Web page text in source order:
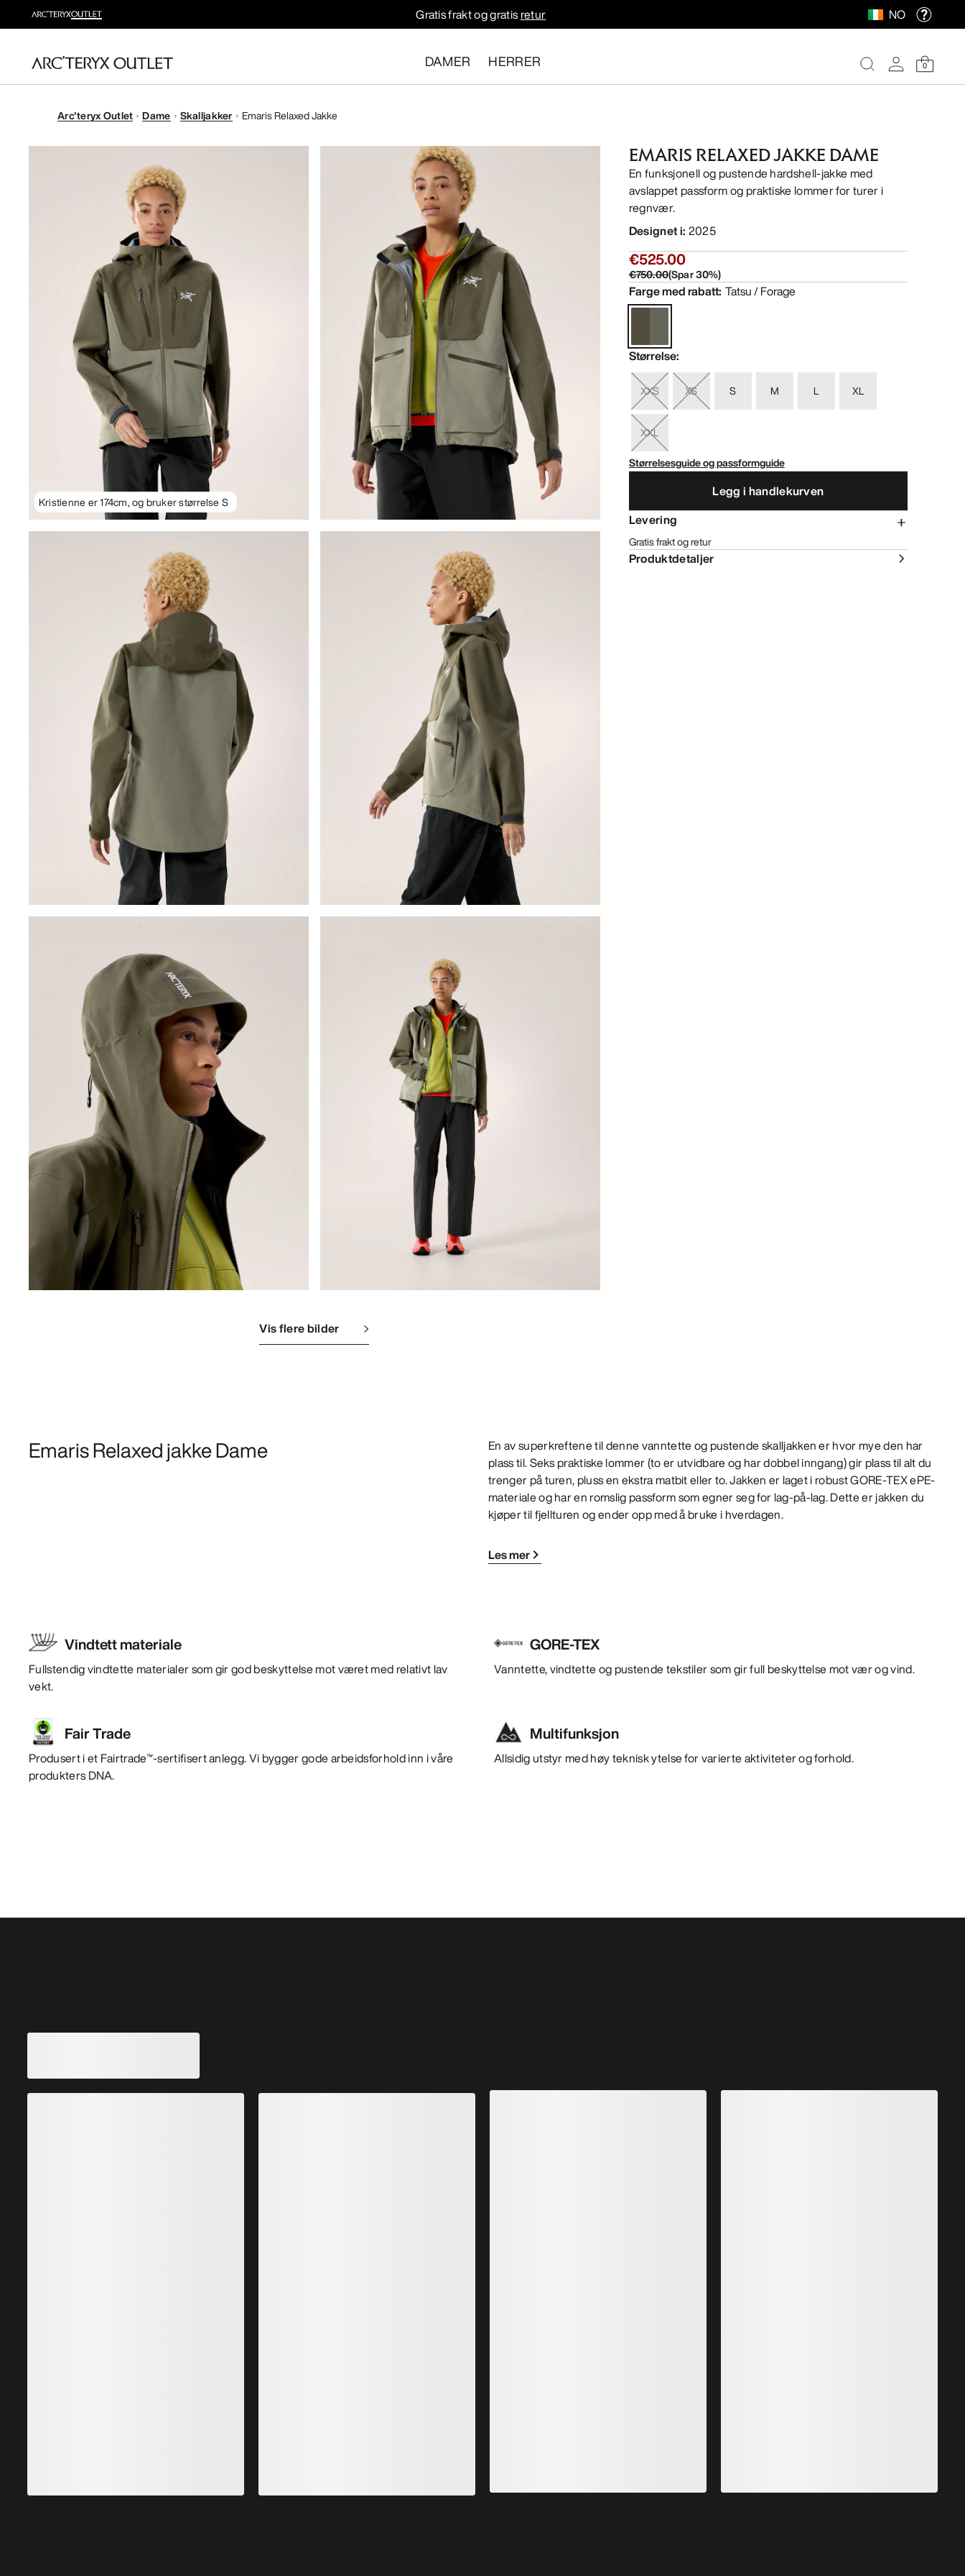
Gratis frakt og gratisretur NO
DAMER HERRER 0
Arc'teryx Outlet Dame Skalljakker Emaris Relaxed Jakke
Kristienne er 174cm, og bruker størrelse S
Vis flere bilder
EMARIS RELAXED JAKKE DAME
En funksjonell og pustende hardshell-jakke med
avslappet passform og praktiske lommer for turer i
regnvær.
Designet i: 2025
€525.00
€750.00(Spar30%)
Farge med rabatt: Tatsu / Forage
Størrelse:
XXS XS S M L XL
XXL
Størrelsesguide og passformguide
Legg i handlekurven
Levering
Gratis frakt og retur
Produktdetaljer
Emaris Relaxed jakke Dame
En av superkreftene til denne vanntette og pustende skalljakken er hvor mye den har
plass til. Seks praktiske lommer (to er utvidbare og har dobbel inngang) gir plass til alt du
trenger på turen, pluss en ekstra matbit eller to. Jakken er laget i robust GORE-TEX ePE-
materiale og har en romslig passform som egner seg for lag-på-lag. Dette er jakken du
kjøper til fjellturen og ender opp med å bruke i hverdagen.
Les mer
Vindtett materiale
Fullstendig vindtette materialer som gir god beskyttelse mot været med relativt lav
vekt.
GORE-TEX
Vanntette, vindtette og pustende tekstiler som gir full beskyttelse mot vær og vind.
Fair Trade
Produsert i et Fairtrade™-sertifisert anlegg. Vi bygger gode arbeidsforhold inn i våre
produkters DNA.
Multifunksjon
Allsidig utstyr med høy teknisk ytelse for varierte aktiviteter og forhold.